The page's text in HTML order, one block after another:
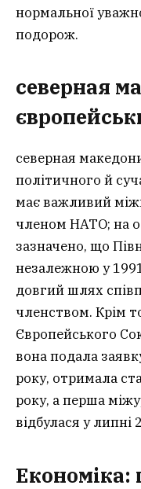
нормальної
подорож.
северная
северная
політичного й
має важливий
членом НАТО; на
зазначено, що
незалежною у
довгий шлях
членством. Крім
Європейського
вона подала
року, отримала
року, а перша
відбулася у липні
Економіка: